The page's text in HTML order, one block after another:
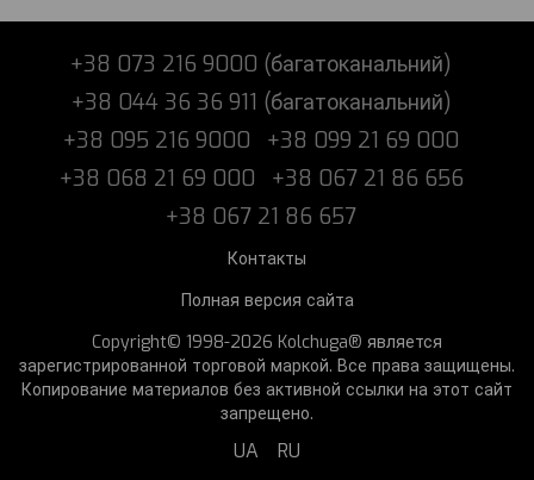
+38 073 216 9000 (багатоканальний)
+38 044 36 36 911 (багатоканальний)
+38 095 216 9000
+38 099 21 69 000
+38 068 21 69 000
+38 067 21 86 656
+38 067 21 86 657
Контакты
Полная версия сайта
Copyright© 1998-2026 Kolchuga® является
зарегистрированной торговой маркой. Все права защищены.
Копирование материалов без активной ссылки на этот сайт
запрещено.
UA RU